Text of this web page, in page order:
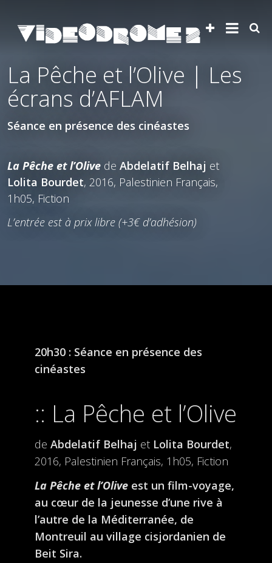
La Pêche et l’Olive | Les
écrans d’AFLAM
Séance en présence des cinéastes
La Pêche et l’Olive de Abdelatif Belhaj et
Lolita Bourdet, 2016, Palestinien Français,
1h05, Fiction
L’entrée est à prix libre (+3€ d’adhésion)
20h30 : Séance en présence des
cinéastes
La Pêche et l’Olive
de Abdelatif Belhaj et Lolita Bourdet,
2016, Palestinien Français, 1h05, Fiction
La Pêche et l’Oliveest un film-voyage,
au cœur de la jeunesse d’une rive à
l’autre de la Méditerranée, de
Montreuil au village cisjordanien de
Beit Sira.